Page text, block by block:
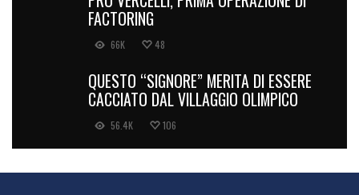
FACTORING
66K 48
QUESTO “SIGNORE” MERITA DI ESSERE
CACCIATO DAL VILLAGGIO OLIMPICO
56.4K 106